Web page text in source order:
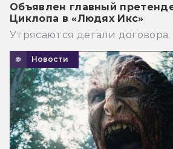
Объявлен главный
Циклопа в «Людях Икс»
Утрясаются детали договора.
Новости